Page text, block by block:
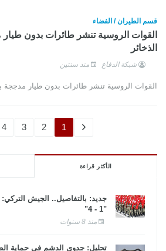
قسم الطيران / الفضاء
القوات الروسية تنشر طائرات بدون
الذخائر
شبكة الدفاع منذ سنتين
القوات الروسية تنشر طائرات بدون طيار مدججة
1
2
3
4
الأكثر قراءة
جديد: بالتفاصيل.. الجيش التركي:
"1 - 4"
منذ 8 سنوات
تحليل: جدوى الدشم فى حماية